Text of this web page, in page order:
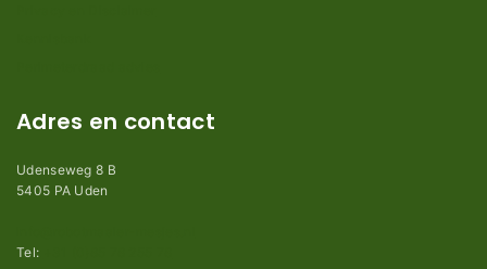
Adres en contact
Udenseweg 8 B
5405 PA Uden
Tel: